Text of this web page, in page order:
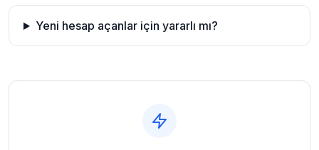
Yeni hesap açanlar için yararlı mı?